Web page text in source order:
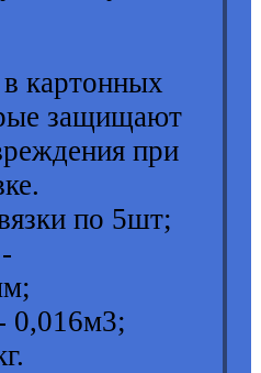
картонных
защищают
при
по 5шт;
0,016м3;